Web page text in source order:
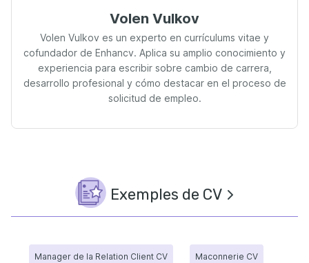
Volen Vulkov
Volen Vulkov es un experto en currículums vitae y
cofundador de Enhancv. Aplica su amplio conocimiento y
experiencia para escribir sobre cambio de carrera,
desarrollo profesional y cómo destacar en el proceso de
solicitud de empleo.
Exemples de CV
Manager de la Relation Client CV Maconnerie CV